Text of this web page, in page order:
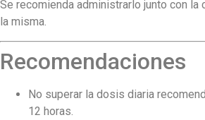
Se recomienda administrarlo junto con la
la misma.
Recomendaciones
No superar la dosis diaria
12 horas.